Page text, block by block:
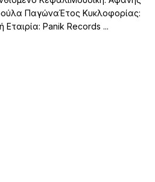
ΠαγώναΈτος Κυκλοφορίας:
Εταιρία: Panik Records ...